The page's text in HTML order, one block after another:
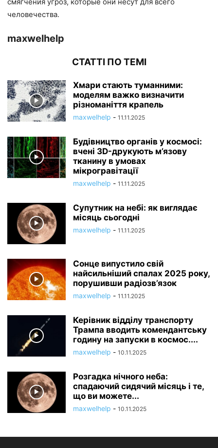
человечества.
maxwelhelp
СТАТТІ ПО ТЕМІ
Хмари стають туманними:
моделям важко визначити
різноманіття крапель
maxwelhelp - 11.11.2025
Будівництво органів у космосі:
вчені 3D-друкують м’язову
тканину в умовах
мікрогравітації
maxwelhelp - 11.11.2025
Супутник на небі: як виглядає
місяць сьогодні
maxwelhelp - 11.11.2025
Сонце випустило свій
найсильніший спалах 2025 року,
порушивши радіозв’язок
maxwelhelp - 11.11.2025
Керівник відділу транспорту
Трампа вводить комендантську
годину на запуски в космос....
maxwelhelp - 10.11.2025
Розгадка нічного неба:
спадаючий сидячий місяць і те,
що ви можете...
maxwelhelp - 10.11.2025